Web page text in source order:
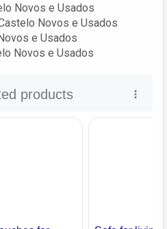
Novos e Usados
Novos e Usados
e Usados
Novos e Usados